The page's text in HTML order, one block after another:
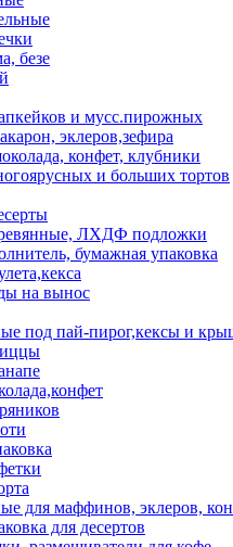
безе
и мусс.пирожных
эклеров,зефира
конфет, клубники
и больших тортов
ЛХДФ подложки
бумажная упаковка
на вынос
под пай-пирог,кексы и
для маффинов, эклеров,
для десертов